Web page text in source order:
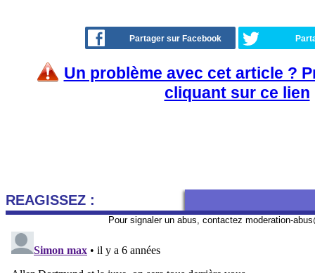
Partager sur Facebook
Un problème avec cet article ?
cliquant sur ce lien
REAGISSEZ :
Pour signaler un abus, contactez moderation-